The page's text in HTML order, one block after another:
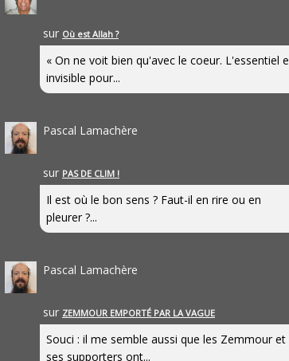
sur Où est Allah ?
« On ne voit bien qu'avec le coeur. L'essentiel
invisible pour...
Pascal Lamachère
sur PAS DE CLIM !
Il est où le bon sens ? Faut-il en rire ou en
pleurer ?...
Pascal Lamachère
sur ZEMMOUR EMPORTÉ PAR LA VAGUE
Souci : il me semble aussi que les Zemmour et
ses supporters ont...